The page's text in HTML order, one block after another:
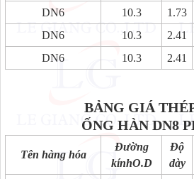
DN6
10.3 1.73
DN6
10.3 2.41
DN6
10.3 2.41
BẢNG GIÁ THÉP
ỐNG HÀN DN8
Tên hàng hóa
Đường
kínhO.D
Độ
dày